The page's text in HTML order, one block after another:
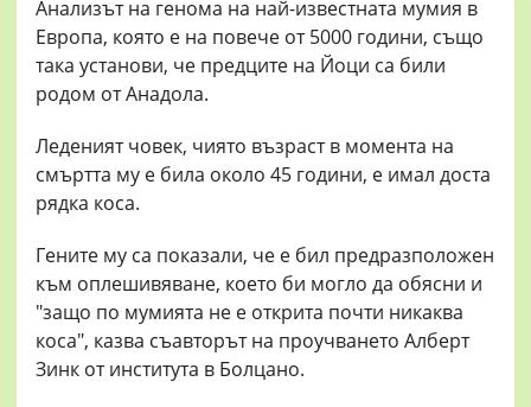
Анализът на генома на най-известната мумия в
Европа, която е на повече от 5000 години, също
така установи, че предците на Йоци са били
родом от Анадола.
Леденият човек, чиято възраст в момента на
смъртта му е била около 45 години, е имал доста
рядка коса.
Гените му са показали, че е бил предразположен
към оплешивяване, което би могло да обясни и
"защо по мумията не е открита почти никаква
коса", казва съавторът на проучването Алберт
Зинк от института в Болцано.